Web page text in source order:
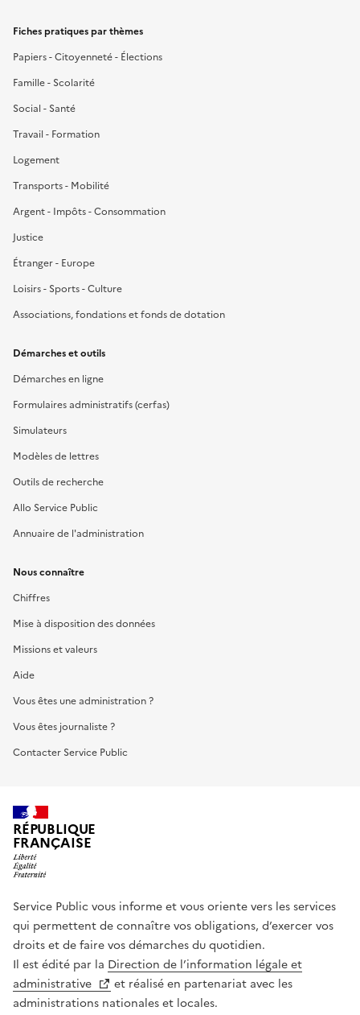
Fiches pratiques par thèmes
Papiers - Citoyenneté - Élections
Famille - Scolarité
Social - Santé
Travail - Formation
Logement
Transports - Mobilité
Argent - Impôts - Consommation
Justice
Étranger - Europe
Loisirs - Sports - Culture
Associations, fondations et fonds de dotation
Démarches et outils
Démarches en ligne
Formulaires administratifs (cerfas)
Simulateurs
Modèles de lettres
Outils de recherche
Allo Service Public
Annuaire de l'administration
Nous connaître
Chiffres
Mise à disposition des données
Missions et valeurs
Aide
Vous êtes une administration ?
Vous êtes journaliste ?
Contacter Service Public
RÉPUBLIQUE
FRANÇAISE
Service Public vous informe et vous oriente vers les services
qui permettent de connaître vos obligations, d’exercer vos
droits et de faire vos démarches du quotidien.
Il est édité par la Direction de l’information légale et
administrative
et réalisé en partenariat avec les
administrations nationales et locales.